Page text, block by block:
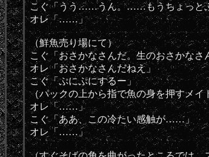
こぐ「うう……うん。……もうちょっと
オレ「……」
（鮮魚売り場にて）
こぐ「おさかなさんだ。生のおさかなさ
オレ「おさかなさんだねえ」
こぐ「ぷにぷにするー」
（パックの上から指で魚の身を押すメイ
オレ「……」
こぐ「ああ、この冷たい感触が……」
オレ「……」